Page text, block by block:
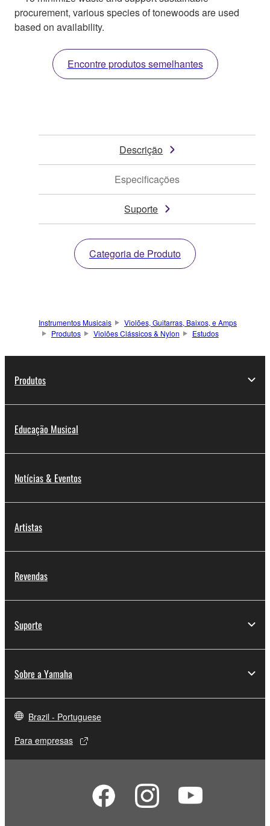
procurement, various species of tonewoods are used
based on availability.
Encontre produtos semelhantes
Descrição
Especificações
Suporte
Categoria de Produto
Instrumentos Musicais
Violões, Guitarras, Baixos, e Amps
Produtos
Violões Clássicos & Nylon Estudos
Produtos
Educação Musical
Notícias & Eventos
Artistas
Revendas
Suporte
Sobre a Yamaha
Brazil - Portuguese
Para empresas